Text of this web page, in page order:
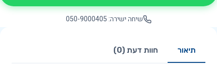
שיחה ישירה: 050-9000405
תיאור חוות דעת (0)